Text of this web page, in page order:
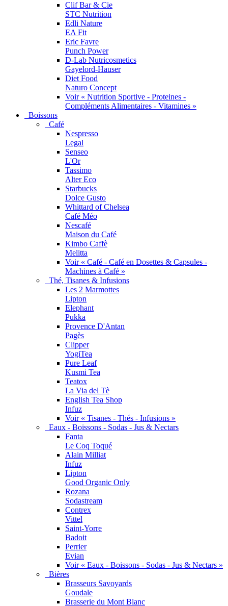
Clif Bar & Cie
STC Nutrition
Edli Nature
EA Fit
Eric Favre
Punch Power
D-Lab Nutricosmetics
Gayelord-Hauser
Diet Food
Naturo Concept
Voir « Nutrition Sportive - Proteines -
Compléments Alimentaires - Vitamines »
Boissons
Café
Nespresso
Legal
Senseo
L'Or
Tassimo
Alter Eco
Starbucks
Dolce Gusto
Whittard of Chelsea
Café Méo
Nescafé
Maison du Café
Kimbo Caffè
Melitta
Voir « Café - Café en Dosettes & Capsules -
Machines à Café »
Thé, Tisanes & Infusions
Les 2 Marmottes
Lipton
Elephant
Pukka
Provence D'Antan
Pagès
Clipper
YogiTea
Pure Leaf
Kusmi Tea
Teatox
La Via del Tè
English Tea Shop
Infuz
Voir « Tisanes - Thés - Infusions »
Eaux - Boissons - Sodas - Jus & Nectars
Fanta
Le Coq Toqué
Alain Milliat
Infuz
Lipton
Good Organic Only
Rozana
Sodastream
Contrex
Vittel
Saint-Yorre
Badoit
Perrier
Evian
Voir « Eaux - Boissons - Sodas - Jus & Nectars »
Bières
Brasseurs Savoyards
Goudale
Brasserie du Mont Blanc